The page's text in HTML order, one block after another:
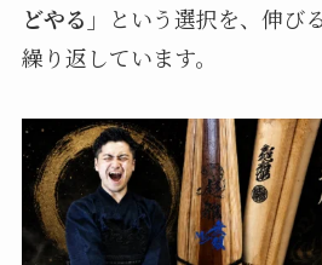
どやる」
という選択を、伸び
繰り返しています。